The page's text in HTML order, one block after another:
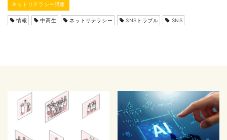
ネットリテラシー講座
情報 中高生 ネットリテラシー SNSトラブル SNS